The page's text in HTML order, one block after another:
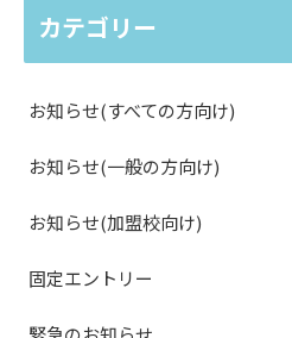
カテゴリー
お知らせ(すべての方向け)
お知らせ(一般の方向け)
お知らせ(加盟校向け)
固定エントリー